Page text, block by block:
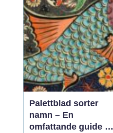
nackdelarna med olika
metoder. Vi kommer
också att inkludera
kvantitativa mätn...
Palettblad sorter
namn – En
omfattande guide till